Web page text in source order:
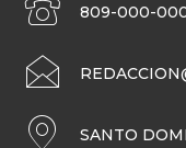
809-000-
SANTO